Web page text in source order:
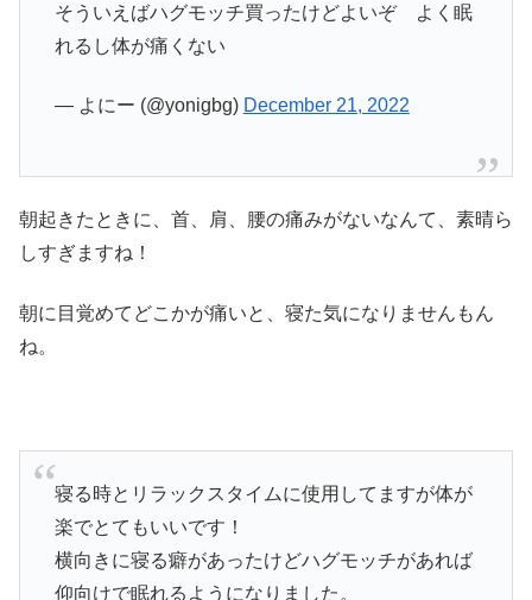
そういえばハグモッチ買ったけどよいぞ よく眠
れるし体が痛くない
— よにー (@yonigbg) December 21, 2022
朝起きたときに、首、肩、腰の痛みがないなんて、素晴ら
しすぎますね！
朝に目覚めてどこかが痛いと、寝た気になりませんもん
ね。
寝る時とリラックスタイムに使用してますが体が
楽でとてもいいです！
横向きに寝る癖があったけどハグモッチがあれば
仰向けで眠れるようになりました。